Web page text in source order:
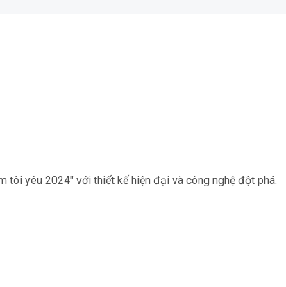
tôi yêu 2024" với thiết kế hiện đại và công nghệ đột phá.